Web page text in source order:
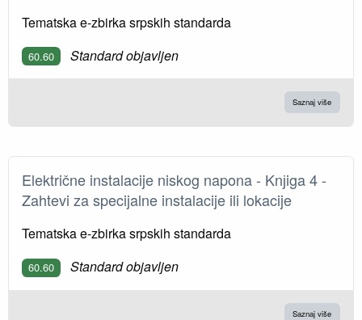
Tematska e-zbirka srpskih standarda
60.60 Standard objavljen
Saznaj više
Električne instalacije niskog napona - Knјiga 4 -
Zahtevi za specijalne instalacije ili lokacije
Tematska e-zbirka srpskih standarda
60.60 Standard objavljen
Saznaj više